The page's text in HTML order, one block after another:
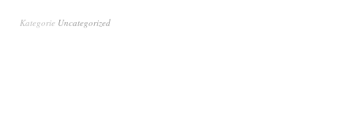
Kategorie Uncategorized